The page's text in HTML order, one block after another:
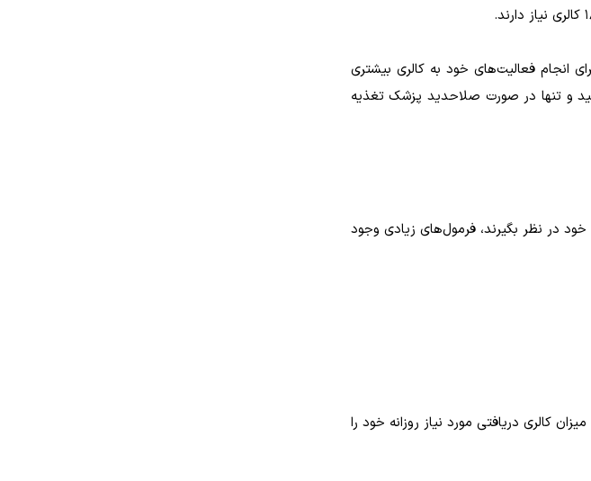
انجام فعالیت‌های خود به کالری بیشتری
و تنها در صورت صلاحدید پزشک تغذیه
خود در نظر بگیرند، فرمول‌های زیادی وجود
با قد 165 سانتی‌متر و وزن 55 کیلوگرم می‌خواهد، میزان کالری دریافتی مورد نیاز روزانه خود را